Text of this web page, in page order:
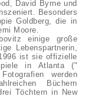
David Byrne und
Besonders
Goldberg, die in
Moore.
einige große
Lebenspartnerin,
ist sie offizielle
in Atlanta ("
werden
Büchern
Töchtern in New